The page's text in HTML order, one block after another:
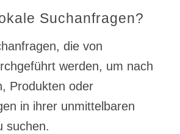
Suchanfragen?
die von
werden, um nach
Produkten oder
in ihrer unmittelbaren
suchen.